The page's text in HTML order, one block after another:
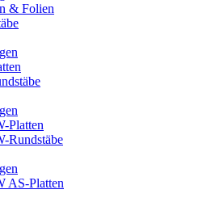
& Folien
Platten
Rundstäbe
AS-Platten